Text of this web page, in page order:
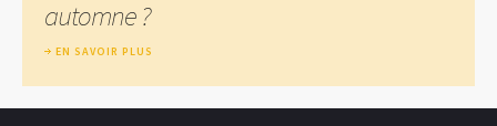
automne ?
EN SAVOIR PLUS